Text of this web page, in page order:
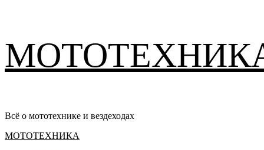
содержимому
Всё о мототехнике и вездеходах
Основное
МОТОТЕХНИКА